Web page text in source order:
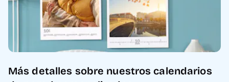
Más detalles sobre nuestros calendarios